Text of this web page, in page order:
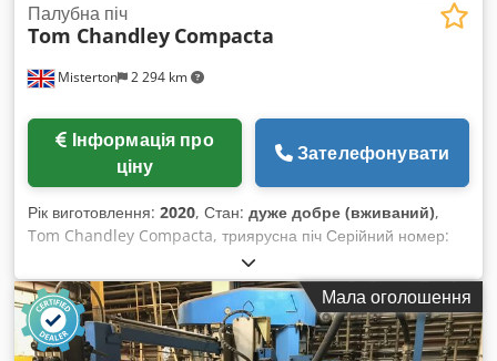
Misterton 2 294 km
Палубна піч
Tom Chandley Compacta
ціну
Зателефонувати
Рік виготовлення: 2020, Стан: дуже добре (вживаний),
Tom Chandley Compacta, триярусна піч Серійний номер:
20C18AA02 Csdpfx Amji Dyh Usmjha 2020 року, триярусна
піч з нержавіючої сталі, сенсорна панель керування HMI
для кожного ярусу, потужність 15,6 кВт, розміри камер: 900
мм (довжина) x 750 мм (ширина) x 200 мм (висота),
мобільна, 3-фазне підключення.
Мала оголошення